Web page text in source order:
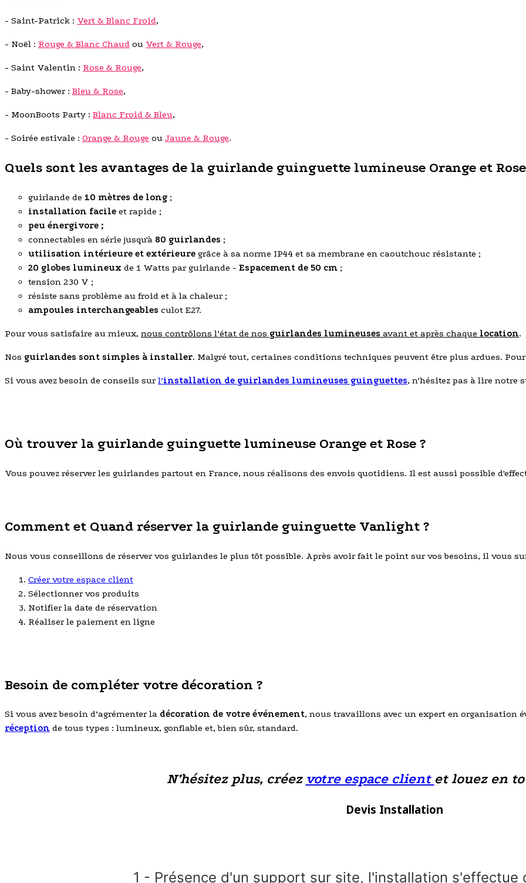
- Saint-Patrick : Vert & Blanc Froid,
- Noël : Rouge & Blanc Chaud ou Vert & Rouge,
- Saint Valentin : Rose & Rouge,
- Baby-shower : Bleu & Rose,
- MoonBoots Party : Blanc Froid & Bleu,
- Soirée estivale : Orange & Rouge ou Jaune & Rouge.
Quels sont les avantages de la guirlande guinguette lumineuse Orange et
guirlande de 10 mètres de long ;
installation facile et rapide ;
peu énergivore ;
connectables en série jusqu'à 80 guirlandes ;
utilisation intérieure et extérieure grâce à sa norme IP44 et sa membrane en caoutchouc résistante ;
20 globes lumineux de 1 Watts par guirlande - Espacement de 50 cm ;
tension 230 V ;
résiste sans problème au froid et à la chaleur ;
ampoules interchangeables culot E27.
Pour vous satisfaire au mieux, nous contrôlons l’état de nos guirlandes lumineuses avant et après chaque location.
Nos guirlandes sont simples à installer. Malgré tout, certaines conditions techniques peuvent être plus ardues.
Si vous avez besoin de conseils surl’installation de guirlandes lumineuses guinguettes, n’hésitez pas à lire notre
Où trouver la guirlande guinguette lumineuse Orange et Rose ?
Vous pouvez réserver les guirlandes partout en France, nous réalisons des envois quotidiens. Il est aussi possible
Comment et Quand réserver la guirlande guinguette Vanlight ?
Nous vous conseillons de réserver vos guirlandes le plus tôt possible. Après avoir fait le point sur vos besoins, il vous
Créer votre espace client
Sélectionner vos produits
Notifier la date de réservation
Réaliser le paiement en ligne
Besoin de compléter votre décoration ?
Si vous avez besoin d’agrémenter la décoration de votre événement, nous travaillons avec un expert en organisation
réception de tous types : lumineux, gonflable et, bien sûr, standard.
N’hésitez plus, créez votre espace client et louez en
Devis Installation
1 - Présence d'un support sur site, l'installation s'effectue